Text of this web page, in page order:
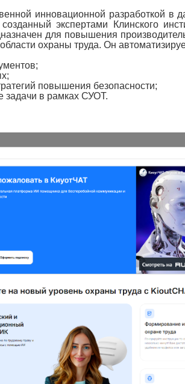
инновационной разработкой в
экспертами Клинского
для повышения
охраны труда. Он
повышения безопасности;
задачи в рамках СУОТ.